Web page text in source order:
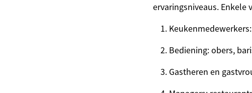
ervaringsniveaus.
Bediening: obers,
Gastheren en